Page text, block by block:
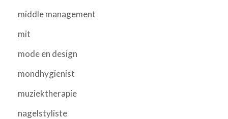
middle management
mit
mode en design
mondhygienist
muziektherapie
nagelstyliste